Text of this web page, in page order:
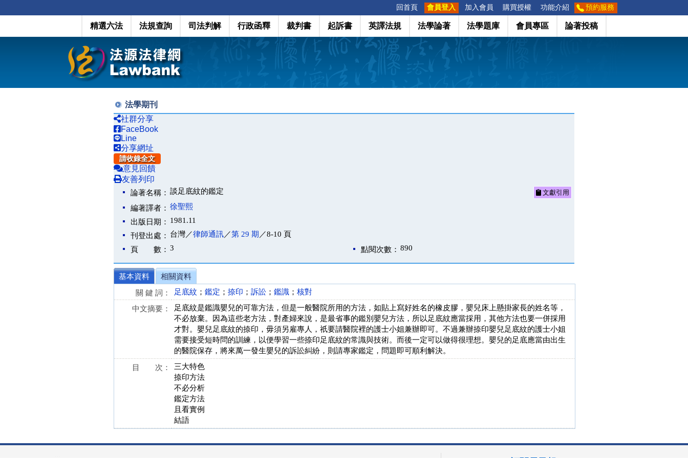
回首頁 會員登入 加入會員 購買授權 功能介紹 預約服務
精選六法 法規查詢 司法判解 行政函釋 裁判書 起訴書 英譯法規 法學論著 法學題庫 會員專區 論著投稿
法學期刊
社群分享
FaceBook
Line
分享網址
請收錄全文
意見回饋
友善列印
論著名稱： 談足底紋的鑑定 文獻引用
編著譯者： 徐聖熙
出版日期： 1981.11
刊登出處： 台灣／律師通訊／第 29 期 ／8-10 頁
頁 數： 3 點閱次數： 890
基本資料
相關資料
關 鍵 詞：
足底紋 ； 鑑定 ； 捺印 ； 訴訟 ； 鑑識 ； 核對
中文摘要：
足底紋是鑑識嬰兒的可靠方法，但是一般醫院所用的方法，如貼上寫好姓名的橡皮膠，嬰兒床上懸掛家長的姓名等，
不必放棄。因為這些老方法，對產婦來說，是最省事的鑑別嬰兒方法，所以足底紋應當採用，其他方法也要一併採用
才對。嬰兒足底紋的捺印，毋須另雇專人，祇要請醫院裡的護士小姐兼辦即可。不過兼辦捺印嬰兒足底紋的護士小姐
需要接受短時問的訓練，以便學習一些捺印足底紋的常識與技術。而後一定可以做得很理想。嬰兒的足底應當由出生
的醫院保存，將來萬一發生嬰兒的訴訟糾紛，則請專家鑑定，問題即可順利解決。
目 次：
三大特色
捺印方法
不必分析
鑑定方法
且看實例
結語